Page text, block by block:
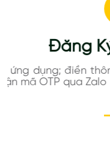
Nạp tiền
Nạp tối thiểu